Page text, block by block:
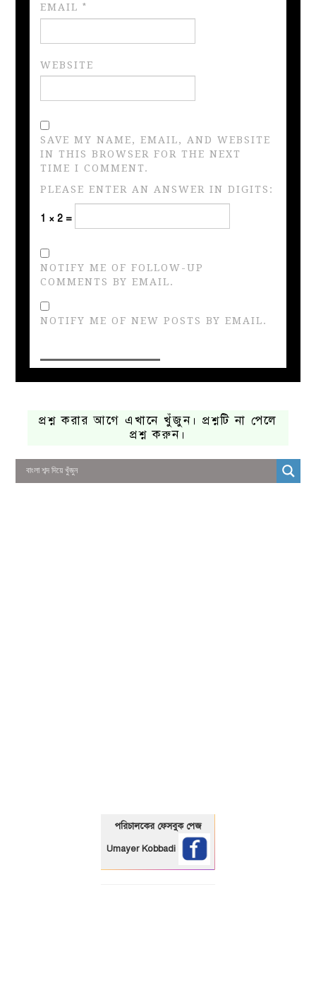
EMAIL*
WEBSITE
SAVE MY NAME, EMAIL, AND WEBSITE
IN THIS BROWSER FOR THE NEXT
TIME I COMMENT.
PLEASE ENTER AN ANSWER IN DIGITS:
1 × 2 =
NOTIFY ME OF FOLLOW-UP
COMMENTS BY EMAIL.
NOTIFY ME OF NEW POSTS BY EMAIL.
প্রশ্ন করার আগে এখানে খুঁজুন। প্রশ্নটি না পেলে
প্রশ্ন করুন।
পরিচালকের ফেসবুক পেজ
Umayer Kobbadi